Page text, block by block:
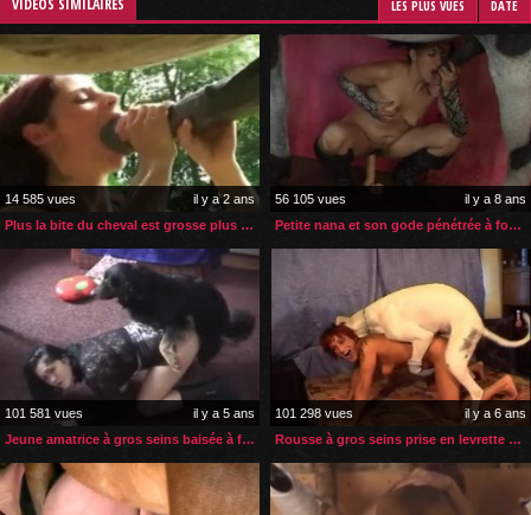
VIDÉOS SIMILAIRES LES PLUS VUES DATE
14 585 vues
il y a 2 ans
Plus la bite du cheval est grosse plus la petite rousse la veut
56 105 vues
il y a 8 ans
Petite nana et son gode pénétrée à fond par un cheval
101 581 vues
il y a 5 ans
Jeune amatrice à gros seins baisée à fond par son chien
101 298 vues
il y a 6 ans
Rousse à gros seins prise en levrette par son chien